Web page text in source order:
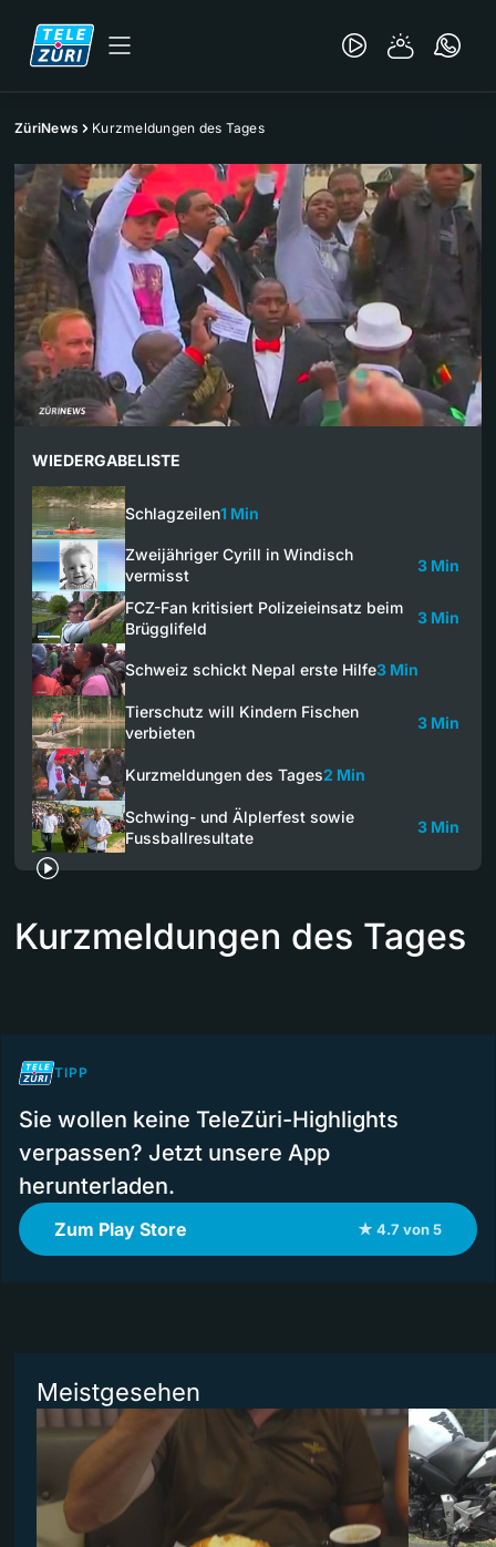
ZüriNews Kurzmeldungen des Tages
WIEDERGABELISTE
Schlagzeilen1 Min
Zweijähriger Cyrill in Windisch
vermisst
3 Min
FCZ-Fan kritisiert Polizeieinsatz beim
Brügglifeld
3 Min
Schweiz schickt Nepal erste Hilfe3 Min
Tierschutz will Kindern Fischen
verbieten
3 Min
Kurzmeldungen des Tages2 Min
Schwing- und Älplerfest sowie
Fussballresultate
3 Min
Kurzmeldungen des Tages
TIPP
Sie wollen keine TeleZüri-Highlights
verpassen? Jetzt unsere App
herunterladen.
Zum Play Store ★ 4.7 von 5
Meistgesehen